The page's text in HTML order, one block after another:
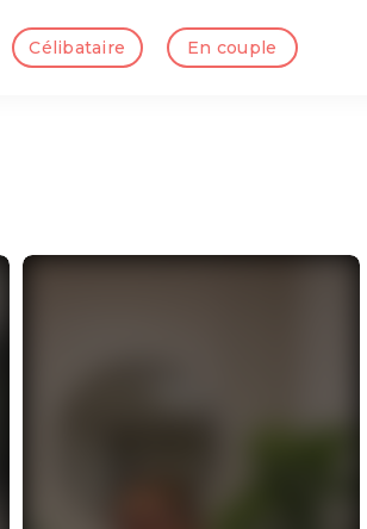
Célibataire En couple